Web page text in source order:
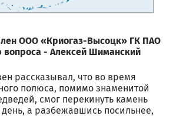
ООО «Криогаз-Высоцк» ГК ПАО
вопроса - Алексей Шиманский
рассказывал, что во время
полюса, помимо знаменитой
смог перекинуть камень
а разбежавшись посильнее,